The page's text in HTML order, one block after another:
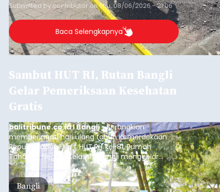
Submitted by contributoronThu, 08/06/2026 - 21:06
Baca Selengkapnya
Sambut HUT RI, Rutan Bangli
Gelar Pemeriksaan Kesehatan
Gratis
balitribune.co.id I Bangli -Serangkian
memperingati hari ulang tahun Kemerdekaan
Republik Indonesia ( HUT RI) ke-81, Rumah
Tahanan Negara Kelas II B Bangli menggelar
kegiatan pemeriksaan kesehatan gratis, Rabu
(6/8/2026).
Bangli